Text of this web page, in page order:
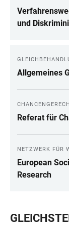
und
Allgemeines
Referat für
NETZWERK FÜR
European
Research